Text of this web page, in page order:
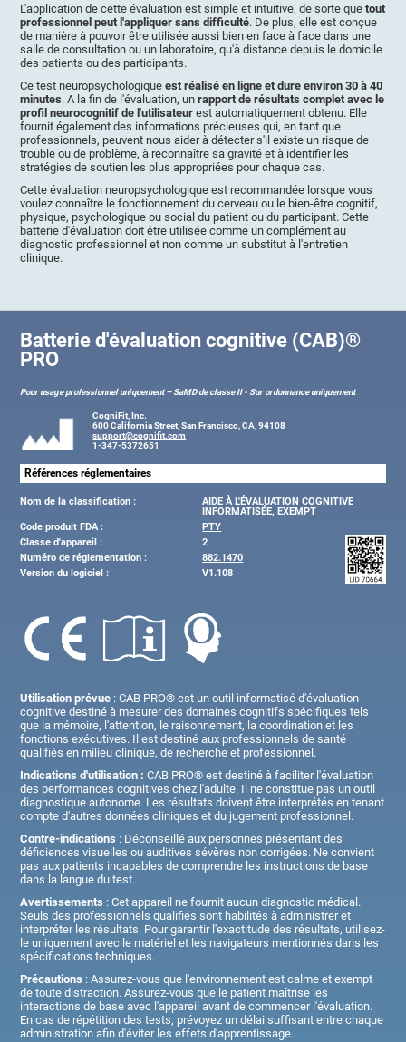
L'application de cette évaluation est simple et intuitive, de sorte quetout
professionnel peut l'appliquer sans difficulté. De plus, elle est conçue
de manière à pouvoir être utilisée aussi bien en face à face dans une
salle de consultation ou un laboratoire, qu'à distance depuis le domicile
des patients ou des participants.
Ce test neuropsychologiqueest réalisé en ligne et dure environ 30 à 40
minutes. A la fin de l'évaluation, unrapport de résultats complet avec le
profil neurocognitif de l'utilisateur est automatiquement obtenu. Elle
fournit également des informations précieuses qui, en tant que
professionnels, peuvent nous aider à détecter s'il existe un risque de
trouble ou de problème, à reconnaître sa gravité et à identifier les
stratégies de soutien les plus appropriées pour chaque cas.
Cette évaluation neuropsychologique est recommandée lorsque vous
voulez connaître le fonctionnement du cerveau ou le bien-être cognitif,
physique, psychologique ou social du patient ou du participant. Cette
batterie d'évaluation doit être utilisée comme un complément au
diagnostic professionnel et non comme un substitut à l'entretien
clinique.
Batterie d'évaluation cognitive (CAB)®
PRO
Pour usage professionnel uniquement – SaMD de classe II - Sur ordonnance uniquement
CogniFit, Inc.
600 California Street, San Francisco, CA, 94108
support@cognifit.com
1-347-5372651
Références réglementaires
Nom de la classification :
AIDE À L'ÉVALUATION COGNITIVE
INFORMATISÉE, EXEMPT
Code produit FDA :
PTY
Classe d'appareil :
2
Numéro de réglementation :
882.1470
Version du logiciel :
V1.108
Utilisation prévue : CAB PRO® est un outil informatisé d'évaluation
cognitive destiné à mesurer des domaines cognitifs spécifiques tels
que la mémoire, l'attention, le raisonnement, la coordination et les
fonctions exécutives. Il est destiné aux professionnels de santé
qualifiés en milieu clinique, de recherche et professionnel.
Indications d'utilisation : CAB PRO® est destiné à faciliter l'évaluation
des performances cognitives chez l'adulte. Il ne constitue pas un outil
diagnostique autonome. Les résultats doivent être interprétés en tenant
compte d'autres données cliniques et du jugement professionnel.
Contre-indications : Déconseillé aux personnes présentant des
déficiences visuelles ou auditives sévères non corrigées. Ne convient
pas aux patients incapables de comprendre les instructions de base
dans la langue du test.
Avertissements : Cet appareil ne fournit aucun diagnostic médical.
Seuls des professionnels qualifiés sont habilités à administrer et
interpréter les résultats. Pour garantir l'exactitude des résultats, utilisez-
le uniquement avec le matériel et les navigateurs mentionnés dans les
spécifications techniques.
Précautions : Assurez-vous que l'environnement est calme et exempt
de toute distraction. Assurez-vous que le patient maîtrise les
interactions de base avec l'appareil avant de commencer l'évaluation.
En cas de répétition des tests, prévoyez un délai suffisant entre chaque
administration afin d'éviter les effets d'apprentissage.